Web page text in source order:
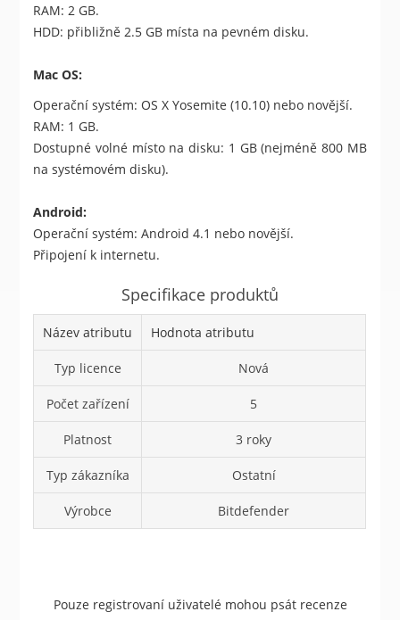
RAM: 2 GB.
HDD: přibližně 2.5 GB místa na pevném disku.
Mac OS:
Operační systém: OS X Yosemite (10.10) nebo novější.
RAM: 1 GB.
Dostupné volné místo na disku: 1 GB (nejméně 800 MB
na systémovém disku).
Android:
Operační systém: Android 4.1 nebo novější.
Připojení k internetu.
Specifikace produktů
Název atributu Hodnota atributu
Typ licence Nová
Počet zařízení 5
Platnost 3 roky
Typ zákazníka Ostatní
Výrobce Bitdefender
Pouze registrovaní uživatelé mohou psát recenze